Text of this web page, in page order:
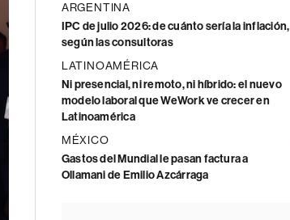
ARGENTINA
IPC de julio 2026: de cuánto sería la inflación,
según las consultoras
LATINOAMÉRICA
Ni presencial, ni remoto, ni híbrido: el nuevo
modelo laboral que WeWork ve crecer en
Latinoamérica
MÉXICO
Gastos del Mundial le pasan factura a
Ollamani de Emilio Azcárraga